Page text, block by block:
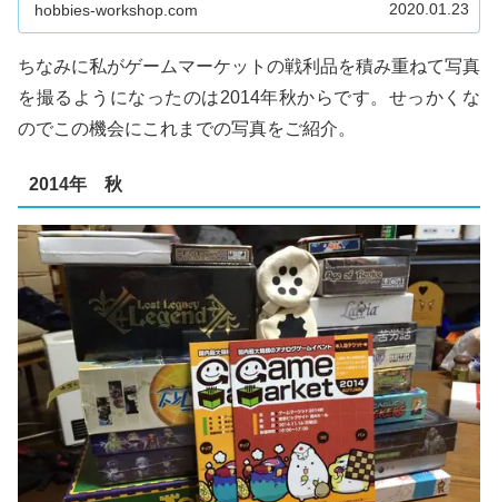
探し！ゲームデザイナー：マル...
hobbies-workshop.com 2020.01.23
ちなみに私がゲームマーケットの戦利品を積み重ねて写真
を撮るようになったのは2014年秋からです。せっかくな
のでこの機会にこれまでの写真をご紹介。
2014年 秋